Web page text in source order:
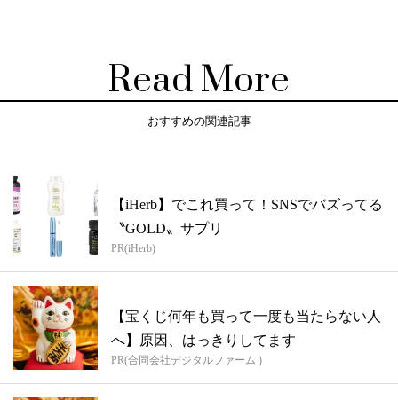
Read More
おすすめの関連記事
【iHerb】でこれ買って！SNSでバズってる
〝GOLD〟サプリ
PR(iHerb)
【宝くじ何年も買って一度も当たらない人
へ】原因、はっきりしてます
PR(合同会社デジタルファーム )